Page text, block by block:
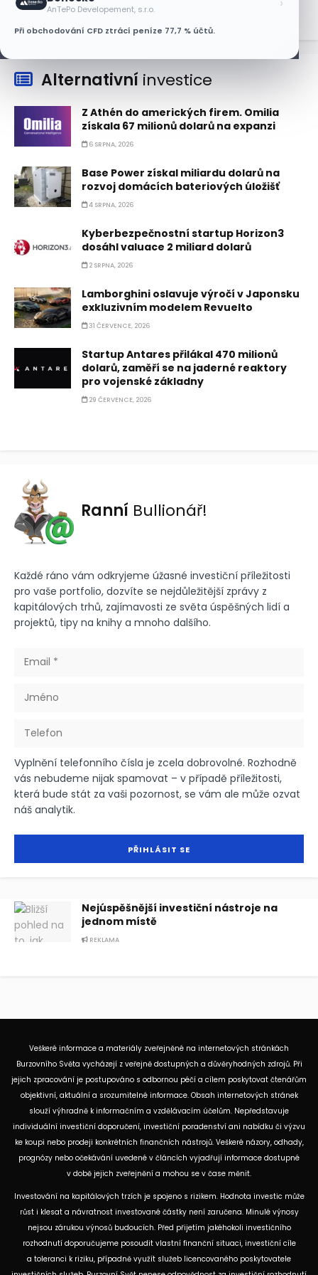
AnTePo Developement, s.r.o.
Při obchodování CFD ztrácí peníze 77,7 % účtů.
Alternativní investice
Z Athén do amerických firem. Omilia
získala 67 milionů dolarů na expanzi
6 SRPNA, 2026
Base Power získal miliardu dolarů na
rozvoj domácích bateriových úložišť
4 SRPNA, 2026
Kyberbezpečnostní startup Horizon3
dosáhl valuace 2 miliard dolarů
2 SRPNA, 2026
Lamborghini oslavuje výročí v Japonsku
exkluzivním modelem Revuelto
31 ČERVENCE, 2026
Startup Antares přilákal 470 milionů
dolarů, zaměří se na jaderné reaktory
pro vojenské základny
29 ČERVENCE, 2026
Ranní Bullionář!
Každé ráno vám odkryjeme úžasné investiční příležitosti
pro vaše portfolio, dozvíte se nejdůležitější zprávy z
kapitálových trhů, zajímavosti ze světa úspěšných lidí a
projektů, tipy na knihy a mnoho dalšího.
Vyplnění telefonního čísla je zcela dobrovolné. Rozhodně
vás nebudeme nijak spamovat – v případě příležitosti,
která bude stát za vaši pozornost, se vám ale může ozvat
náš analytik.
Nejúspěšnější investiční nástroje na
jednom místě
REKLAMA
Veškeré informace a materiály zveřejněné na internetových stránkách
Burzovního Světa vycházejí z veřejně dostupných a důvěryhodných zdrojů. Při
jejich zpracování je postupováno s odbornou péčí a cílem poskytovat čtenářům
objektivní, aktuální a srozumitelné informace. Obsah internetových stránek
slouží výhradně k informačním a vzdělávacím účelům. Nepředstavuje
individuální investiční doporučení, investiční poradenství ani nabídku či výzvu
ke koupi nebo prodeji konkrétních finančních nástrojů. Veškeré názory, odhady,
prognózy nebo očekávání uvedené v článcích vyjadřují informace dostupné
v době jejich zveřejnění a mohou se v čase měnit.
Investování na kapitálových trzích je spojeno s rizikem. Hodnota investic může
růst i klesat a návratnost investované částky není zaručena. Minulé výnosy
nejsou zárukou výnosů budoucích. Před přijetím jakéhokoli investičního
rozhodnutí doporučujeme posoudit vlastní finanční situaci, investiční cíle
a toleranci k riziku, případně využít služeb licencovaného poskytovatele